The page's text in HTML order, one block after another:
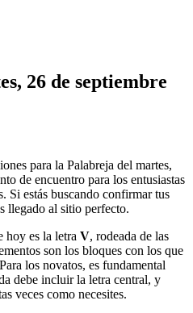
26 de septiembre
para la Palabreja del martes,
de encuentro para los entusiastas
Si estás buscando confirmar tus
llegado al sitio perfecto.
hoy es la letra V, rodeada de las
son los bloques con los que
los novatos, es fundamental
debe incluir la letra central, y
veces como necesites.